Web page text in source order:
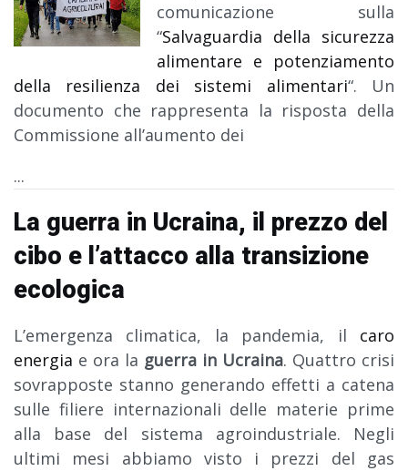
comunicazione sulla
“Salvaguardia della sicurezza
alimentare e potenziamento
della resilienza dei sistemi alimentari“. Un
documento che rappresenta la risposta della
Commissione all’aumento dei
...
La guerra in Ucraina, il prezzo del
cibo e l’attacco alla transizione
ecologica
L’emergenza climatica, la pandemia, il caro
energia e ora la guerra in Ucraina. Quattro crisi
sovrapposte stanno generando effetti a catena
sulle filiere internazionali delle materie prime
alla base del sistema agroindustriale. Negli
ultimi mesi abbiamo visto i prezzi del gas